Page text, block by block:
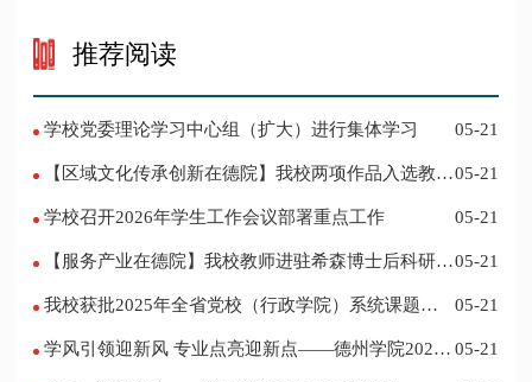
推荐阅读
学校党委理论学习中心组（扩大）进行集体学习 05-21
05-21
学校召开2026年学生工作会议部署重点工作 05-21
05-21
我校获批2025年全省党校（行政学院）系统课题立
05-21
学风引领迎新风 专业点亮迎新点——德州学院2024
05-21